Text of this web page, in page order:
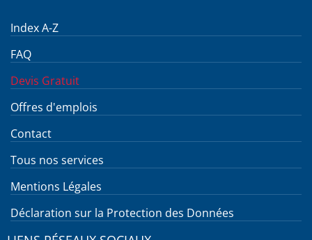
Index A-Z
FAQ
Devis Gratuit
Offres d'emplois
Contact
Tous nos services
Mentions Légales
Déclaration sur la Protection des Données